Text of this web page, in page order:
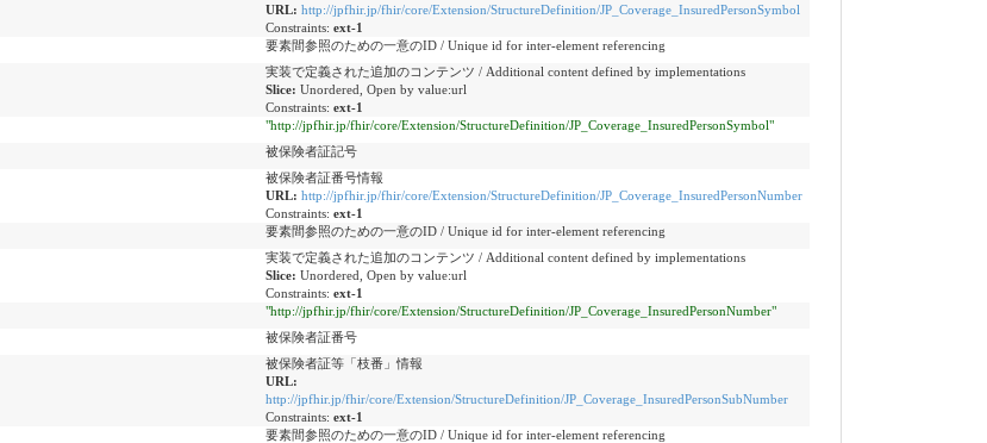
URL: http://jpfhir.jp/fhir/core/Extension/StructureDefinition/JP_Coverage_InsuredPersonSymbol
Constraints: ext-1
要素間参照のための一意のID / Unique id for inter-element referencing
実装で定義された追加のコンテンツ / Additional content defined by implementations
Slice: Unordered, Open by value:url
Constraints: ext-1
"http://jpfhir.jp/fhir/core/Extension/StructureDefinition/JP_Coverage_InsuredPersonSymbol"
被保険者証記号
被保険者証番号情報
URL: http://jpfhir.jp/fhir/core/Extension/StructureDefinition/JP_Coverage_InsuredPersonNumber
Constraints: ext-1
要素間参照のための一意のID / Unique id for inter-element referencing
実装で定義された追加のコンテンツ / Additional content defined by implementations
Slice: Unordered, Open by value:url
Constraints: ext-1
"http://jpfhir.jp/fhir/core/Extension/StructureDefinition/JP_Coverage_InsuredPersonNumber"
被保険者証番号
被保険者証等「枝番」情報
URL:
http://jpfhir.jp/fhir/core/Extension/StructureDefinition/JP_Coverage_InsuredPersonSubNumber
Constraints: ext-1
要素間参照のための一意のID / Unique id for inter-element referencing